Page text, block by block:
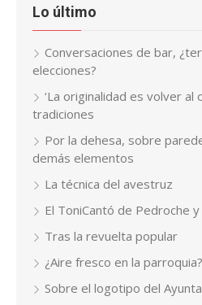
Lo último
Conversaciones de bar,
elecciones?
‘La originalidad es volver al
tradiciones
Por la dehesa, sobre
demás elementos
La técnica del avestruz
El ToniCantó de Pedroche y
Tras la revuelta popular
¿Aire fresco en la parroquia?
Sobre el logotipo del